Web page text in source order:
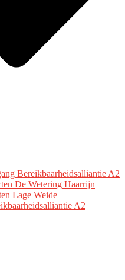
Bereikbaarheidsalliantie A2
De Wetering Haarrijn
Lage Weide
A2